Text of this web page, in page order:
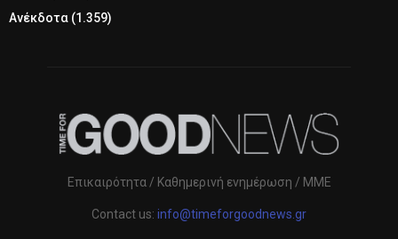
Ανέκδοτα (1.359)
Επικαιρότητα / Καθημερινή ενημέρωση / ΜΜΕ
Contact us: info@timeforgoodnews.gr